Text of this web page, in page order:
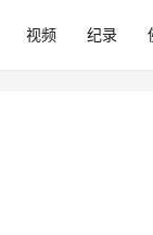
视频 纪录